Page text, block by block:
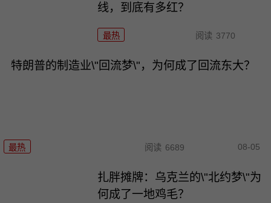
线，到底有多红？
最热 阅读 3770
特朗普的制造业\"回流梦\"，为何成了回流东大？
最热 阅读 6689 08-05
扎胖摊牌：乌克兰的\"北约梦\"为
何成了一地鸡毛？